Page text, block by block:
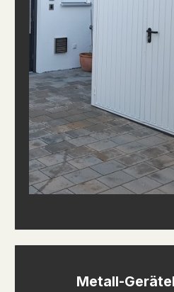
Metall-